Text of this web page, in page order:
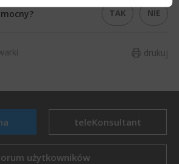
TAK NIE
drukuj
teleKonsultant
użytkowników